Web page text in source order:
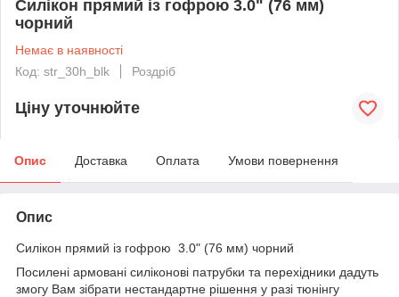
Силікон прямий із гофрою 3.0" (76 мм)
чорний
Немає в наявності
Код: str_30h_blk
Роздріб
Ціну уточнюйте
Опис Доставка Оплата Умови повернення
Опис
Силікон прямий із гофрою 3.0" (76 мм) чорний
Посилені армовані силіконові патрубки та перехідники дадуть
змогу Вам зібрати нестандартне рішення у разі тюнінгу